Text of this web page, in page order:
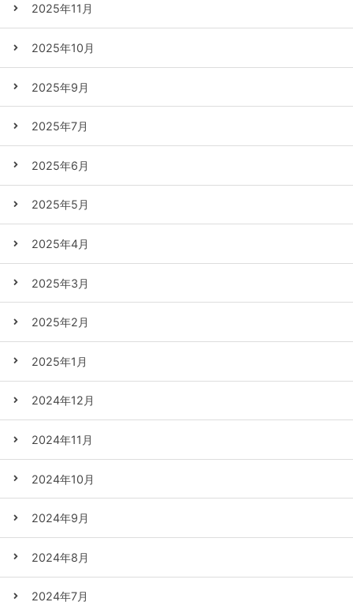
2025年11月
2025年10月
2025年9月
2025年7月
2025年6月
2025年5月
2025年4月
2025年3月
2025年2月
2025年1月
2024年12月
2024年11月
2024年10月
2024年9月
2024年8月
2024年7月